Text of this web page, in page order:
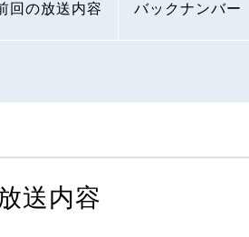
回の放送内容 バックナンバー
送内容